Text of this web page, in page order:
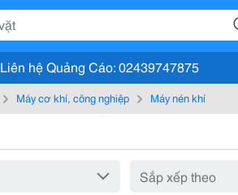
Liên hệ Quảng Cáo: 02439747875
Máy cơ khí, công nghiệp Máy nén khí